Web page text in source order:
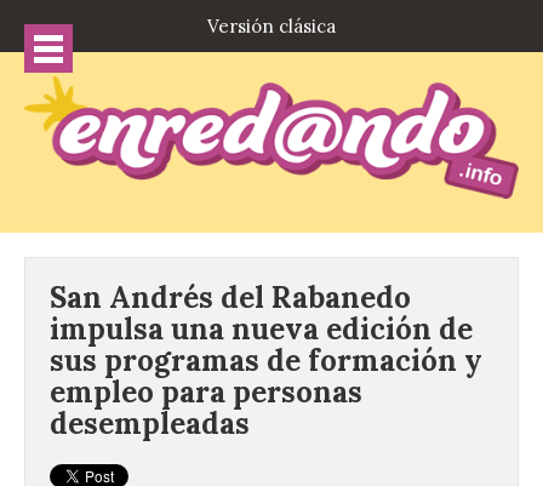
Versión clásica
San Andrés del Rabanedo
impulsa una nueva edición de
sus programas de formación y
empleo para personas
desempleadas